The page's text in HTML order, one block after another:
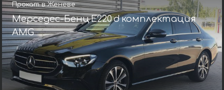
Прокат в Женеве
Мерседес-Бенц E220 d комплектация
AMG